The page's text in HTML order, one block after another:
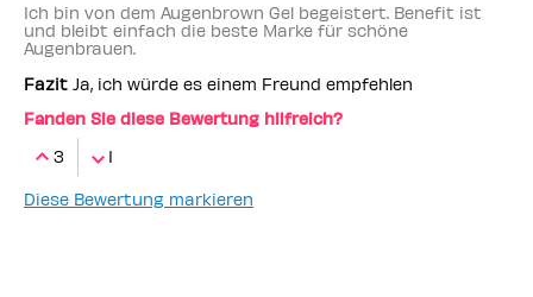
Ich bin von dem Augenbrown Gel begeistert. Benefit ist
und bleibt einfach die beste Marke für schöne
Augenbrauen.
Fazit Ja, ich würde es einem Freund empfehlen
Fanden Sie diese Bewertung hilfreich?
3
1
Diese Bewertung markieren